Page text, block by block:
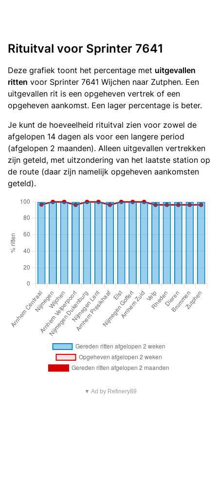
Rituitval voor Sprinter 7641
Deze grafiek toont het percentage met uitgevallen
ritten voor Sprinter 7641 Wijchen naar Zutphen. Een
uitgevallen rit is een opgeheven vertrek of een
opgeheven aankomst. Een lager percentage is beter.
Je kunt de hoeveelheid rituitval zien voor zowel de
afgelopen 14 dagen als voor een langere period
(afgelopen 2 maanden). Alleen uitgevallen vertrekken
zijn geteld, met uitzondering van het laatste station op
de route (daar zijn namelijk opgeheven aankomsten
geteld).
▼ Ad by Refinery89